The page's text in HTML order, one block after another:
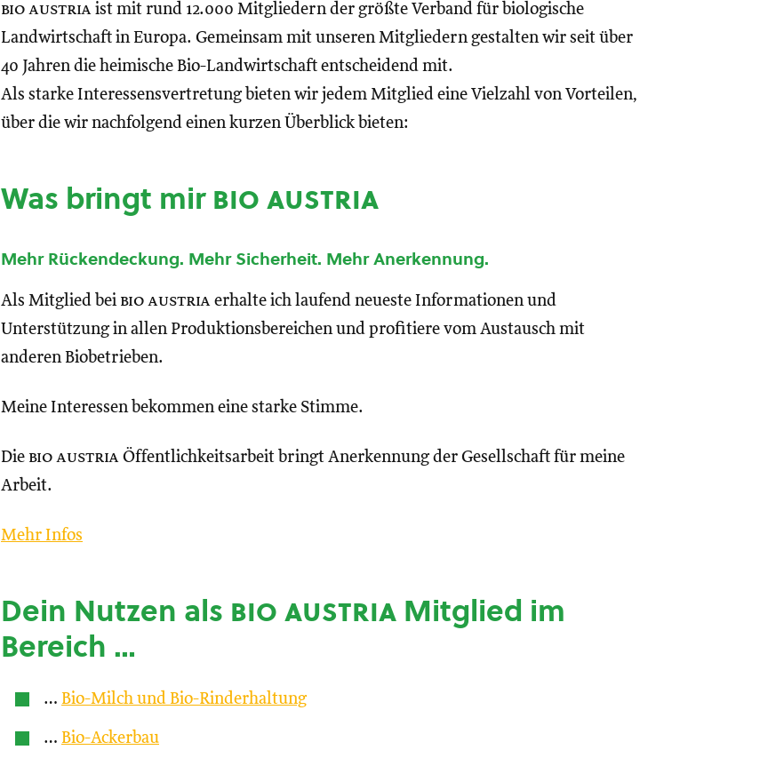
bio austria ist mit rund 12.000 Mitgliedern der größte Verband für biologische
Landwirtschaft in Europa. Gemeinsam mit unseren Mitgliedern gestalten wir seit über
40 Jahren die heimische Bio-Landwirtschaft entscheidend mit.
Als starke Interessensvertretung bieten wir jedem Mitglied eine Vielzahl von Vorteilen,
über die wir nachfolgend einen kurzen Überblick bieten:
Was bringt mirbio austria
Mehr Rückendeckung. Mehr Sicherheit. Mehr Anerkennung.
Als Mitglied bei bio austria erhalte ich laufend neueste Informationen und
Unterstützung in allen Produktionsbereichen und profitiere vom Austausch mit
anderen Biobetrieben.
Meine Interessen bekommen eine starke Stimme.
Die bio austria Öffentlichkeitsarbeit bringt Anerkennung der Gesellschaft für meine
Arbeit.
Mehr Infos
Dein Nutzen als bio austria Mitglied im
Bereich …
… Bio-Milch und Bio-Rinderhaltung
… Bio-Ackerbau